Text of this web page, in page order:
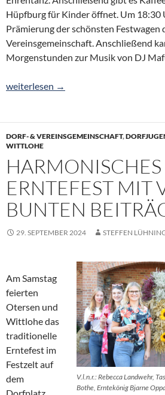
Hüpfburg für Kinder öffnet. Um 18:30
Prämierung der schönsten Festwagen
Vereinsgemeinschaft. Anschließend
Morgenstunden zur Musik von DJ
Erntefest steigt am 27. September
weiterlesen →
DORF- & VEREINSGEMEINSCHAFT,
WITTLOHE
HARMONISCHES
ERNTEFEST MIT
BUNTEN
29. SEPTEMBER 2024 STEFFEN
V.l.n.r.: Rebecca Landwehr,
Bothe, Erntekönig Bjarne
Am Samstag
feierten
Otersen und
Wittlohe das
traditionelle
Erntefest im
Festzelt auf
dem